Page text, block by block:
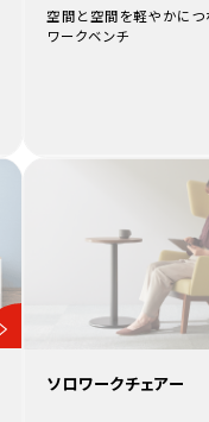
空間と空間を軽やかにつ
ワークベンチ
ソロワークチェアー